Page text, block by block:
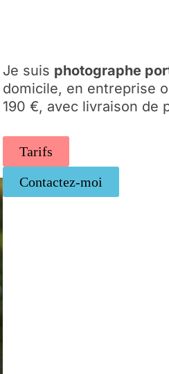
Je suis photographe
domicile, en entreprise
190 €, avec livraison de
Tarifs
Contactez-moi